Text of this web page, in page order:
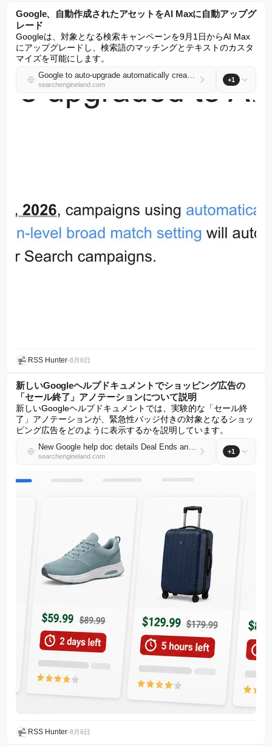
Google、自動作成されたアセットをAI Maxに自動アップグ
レード
Googleは、対象となる検索キャンペーンを9月1日からAI Max
にアップグレードし、検索語のマッチングとテキストのカスタ
マイズを可能にします。
Google to auto-upgrade automatically created assets to AI Max
searchengineland.com
+1
RSS Hunter•8月6日
新しいGoogleヘルプドキュメントでショッピング広告の
「セール終了」アノテーションについて説明
新しいGoogleヘルプドキュメントでは、実験的な「セール終
了」アノテーションが、緊急性バッジ付きの対象となるショッ
ピング広告をどのように表示するかを説明しています。
New Google help doc details Deal Ends annotations for Shopping ads
searchengineland.com
+1
RSS Hunter•8月6日